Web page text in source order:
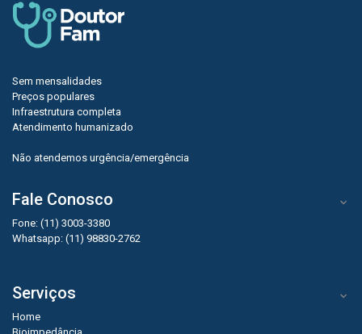
Sem mensalidades
Preços populares
Infraestrutura completa
Atendimento humanizado
Não atendemos urgência/emergência
Fale Conosco
Fone: (11) 3003-3380
Whatsapp: (11) 98830-2762
Serviços
Home